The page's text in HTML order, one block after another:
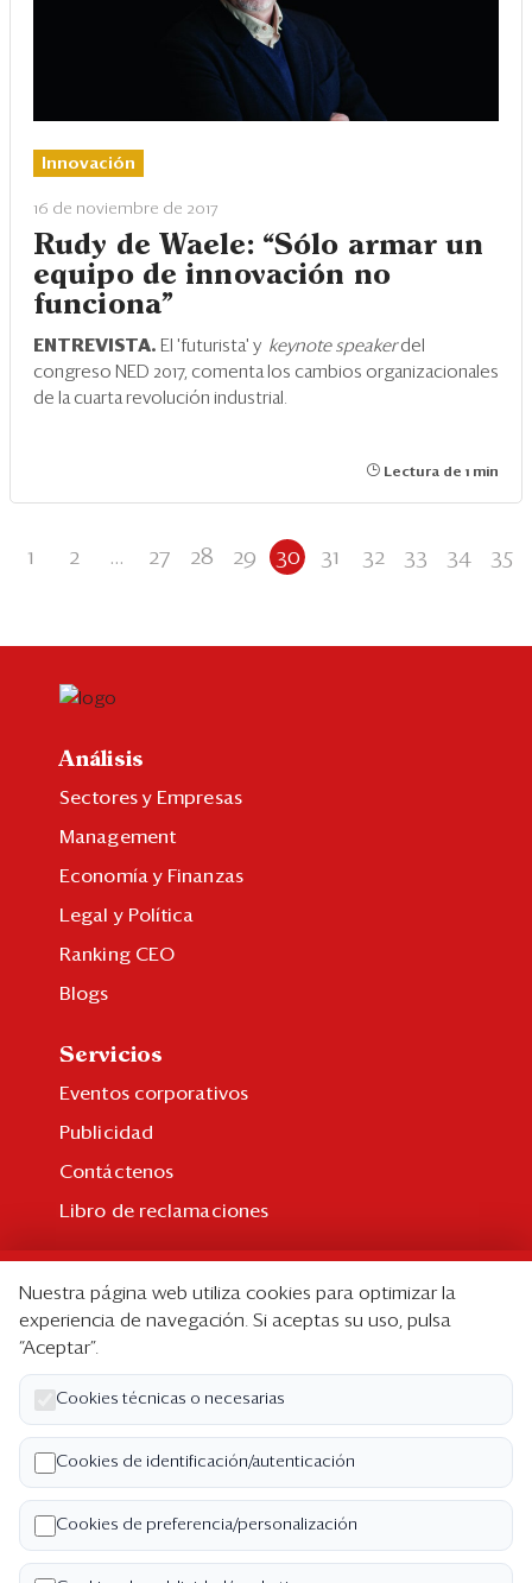
Innovación
16 de noviembre de 2017
Rudy de Waele: “Sólo armar un
equipo de innovación no
funciona”
ENTREVISTA. El 'futurista' y keynote speakerdel
congreso NED 2017, comenta los cambios organizacionales
de la cuarta revolución industrial.
Lectura de 1 min
1 2 ... 27 28 29 30 31 32 33 34 35
Análisis
Sectores y Empresas
Management
Economía y Finanzas
Legal y Política
Ranking CEO
Blogs
Servicios
Eventos corporativos
Publicidad
Contáctenos
Libro de reclamaciones
Suscripción individual
Paquetes corporativos
Edición Impresa
Nosotros
Quiénes somos
Código de ética
Términos y Condiciones
Nuestra página web utiliza cookies para optimizar la
experiencia de navegación. Si aceptas su uso, pulsa
“Aceptar”.
Cookies técnicas o necesarias
Cookies de identificación/autenticación
Cookies de preferencia/personalización